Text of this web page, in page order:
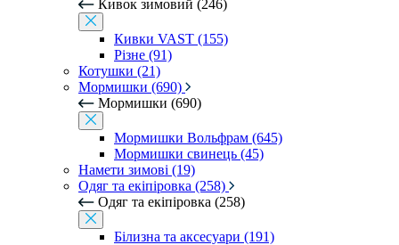
Кивок зимовий (246)
Кивки VAST (155)
Різне (91)
Котушки (21)
Мормишки (690)
Мормишки (690)
Мормишки Вольфрам (645)
Мормишки свинець (45)
Намети зимові (19)
Одяг та екіпіровка (258)
Одяг та екіпіровка (258)
Білизна та аксесуари (191)